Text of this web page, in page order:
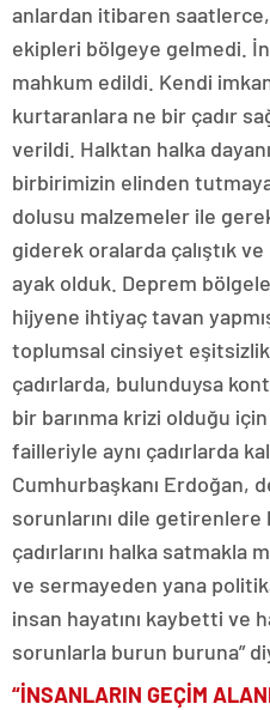
anlardan itibaren
ekipleri bölgeye gelmedi.
mahkum edildi. Kendi
kurtaranlara ne bir çadır
verildi. Halktan halka
birbirimizin elinden tutmaya
dolusu malzemeler ile
giderek oralarda çalıştık
ayak olduk. Deprem
hijyene ihtiyaç tavan
toplumsal cinsiyet
çadırlarda, bulunduysa
bir barınma krizi olduğu
failleriyle aynı çadırlarda
Cumhurbaşkanı Erdoğan,
sorunlarını dile getirenlere
çadırlarını halka satmakla
ve sermayeden yana
insan hayatını kaybetti ve
sorunlarla burun buruna”
“İNSANLARIN GEÇİM